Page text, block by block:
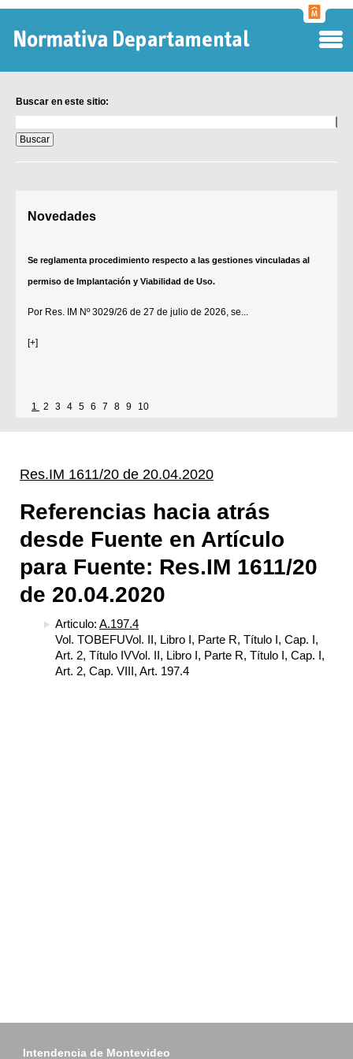
Buscar en este sitio:
en
este
sitio:
Novedades
Se reglamenta procedimiento respecto a las gestiones vinculadas al
permiso de Implantación y Viabilidad de Uso.
Por Res. IM Nº 3029/26 de 27 de julio de 2026, se...
[+]
1 2 3 4 5 6 7 8 9 10
Res.IM 1611/20 de 20.04.2020
Referencias hacia atrás
desde Fuente en Artículo
para Fuente: Res.IM 1611/20
de 20.04.2020
Articulo: A.197.4
Vol. TOBEFUVol. II, Libro I, Parte R, Título I, Cap. I,
Art. 2, Título IVVol. II, Libro I, Parte R, Título I, Cap. I,
Art. 2, Cap. VIII, Art. 197.4
Intendencia de Montevideo